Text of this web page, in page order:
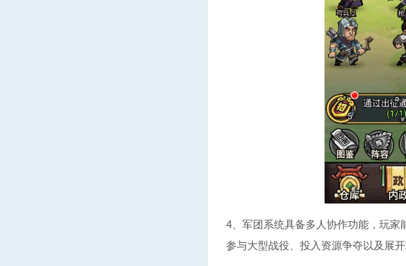
4、军团系统具备多人协作功能，玩
参与大型战役、投入资源争夺以及展开